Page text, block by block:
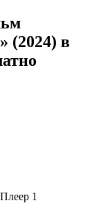
(2024) в
Плеер 1